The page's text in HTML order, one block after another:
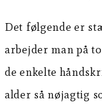
Det følgende er
arbejder man på
de enkelte
alder så nøjagtig